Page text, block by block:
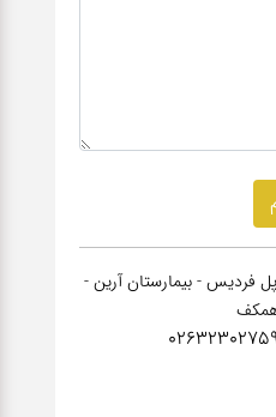
فردیس - بیمارستان آرین -